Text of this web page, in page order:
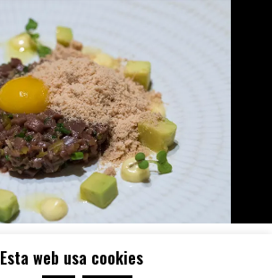
Portfolio Servicios Quiénes somos
Esta web usa cookies